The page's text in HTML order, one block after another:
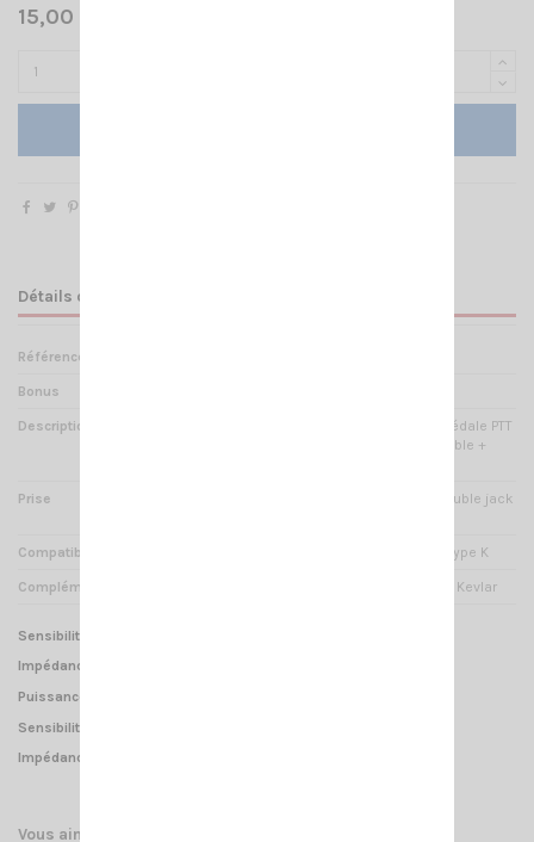
15,00 € TTC
Détails du produit
Référence
Bonus
Description
Micro - oreillette CRT avec pédale PTT
équipée d'une pince attachable +
Prise
Connectique CRT type K - double jack
Compatibilité Tous les talky walky CRT et type K
Compléments Câble de liaison renforcé au Kevlar
Sensibilité HP : 115dB+/- 2dB
Impédance HP: 32 Ohms
Puissance HP : 10 mW
Sensibilité Micro : -38dB
Impédance Micro : 2.2K
Vous aimerez aussi